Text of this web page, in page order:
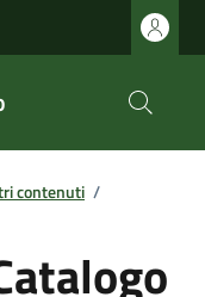
contenuti /